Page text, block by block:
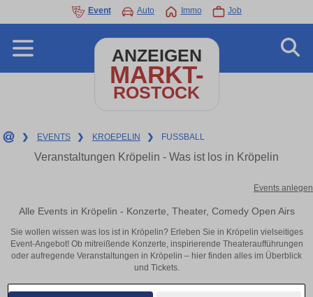
Event Auto Immo Job
ANZEIGEN
MARKT-
ROSTOCK
❯ EVENTS ❯ KROEPELIN ❯ FUSSBALL
Veranstaltungen Kröpelin - Was ist los in Kröpelin
Events anlegen
Alle Events in Kröpelin - Konzerte, Theater, Comedy Open Airs
Sie wollen wissen was los ist in Kröpelin? Erleben Sie in Kröpelin vielseitiges
Event-Angebot! Ob mitreißende Konzerte, inspirierende Theateraufführungen
oder aufregende Veranstaltungen in Kröpelin – hier finden alles im Überblick
und Tickets.